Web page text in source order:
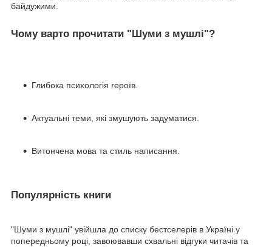
байдужими.
Чому варто прочитати "Шуми з мушлі"?
Глибока психологія героїв.
Актуальні теми, які змушують задуматися.
Витончена мова та стиль написання.
Популярність книги
"Шуми з мушлі" увійшла до списку бестселерів в Україні у
попередньому році, завоювавши схвальні відгуки читачів та